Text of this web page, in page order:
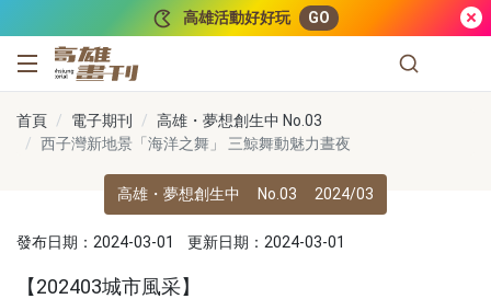
高雄活動好好玩 GO
高雄畫刊
首頁 電子期刊
高雄・夢想創生中 No.03
西子灣新地景「海洋之舞」 三鯨舞動魅力晝夜
高雄・夢想創生中 No.03 2024/03
發布日期：2024-03-01 更新日期：2024-03-01
【202403城市風采】